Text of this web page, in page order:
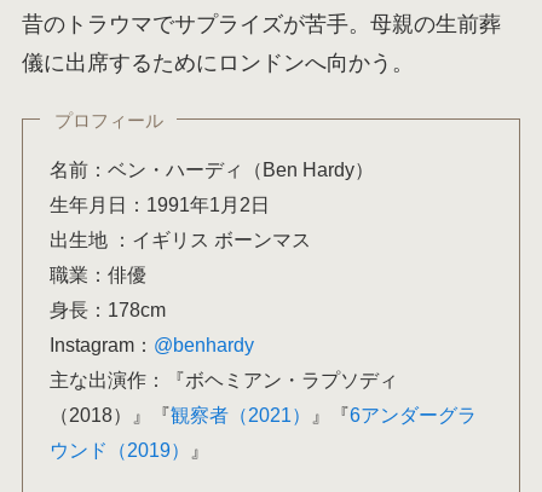
昔のトラウマでサプライズが苦手。母親の生前葬
儀に出席するためにロンドンへ向かう。
プロフィール
名前：ベン・ハーディ（Ben Hardy）
生年月日：1991年1月2日
出生地 ：イギリス ボーンマス
職業：俳優
身長：178cm
Instagram： @benhardy
主な出演作：『ボヘミアン・ラプソディ
（2018）』『観察者（2021） 』『6アンダーグラ
ウンド（2019）
』